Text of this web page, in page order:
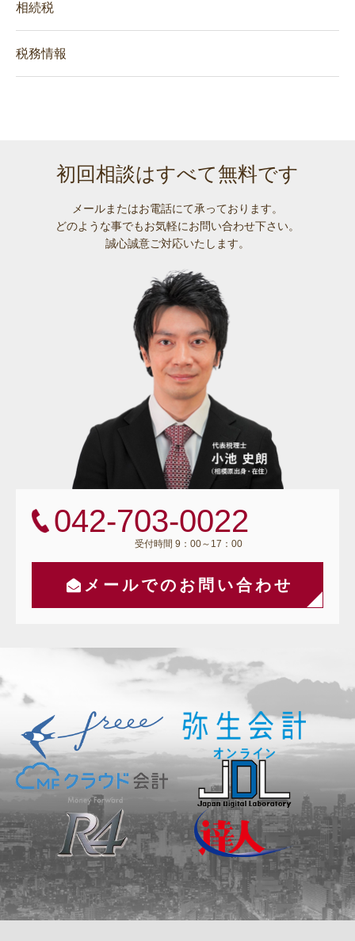
相続税
税務情報
初回相談はすべて無料です
メールまたはお電話にて承っております。
どのような事でもお気軽にお問い合わせ下さい。
誠心誠意ご対応いたします。
042-703-0022
受付時間 9：00～17：00
メールでのお問い合わせ